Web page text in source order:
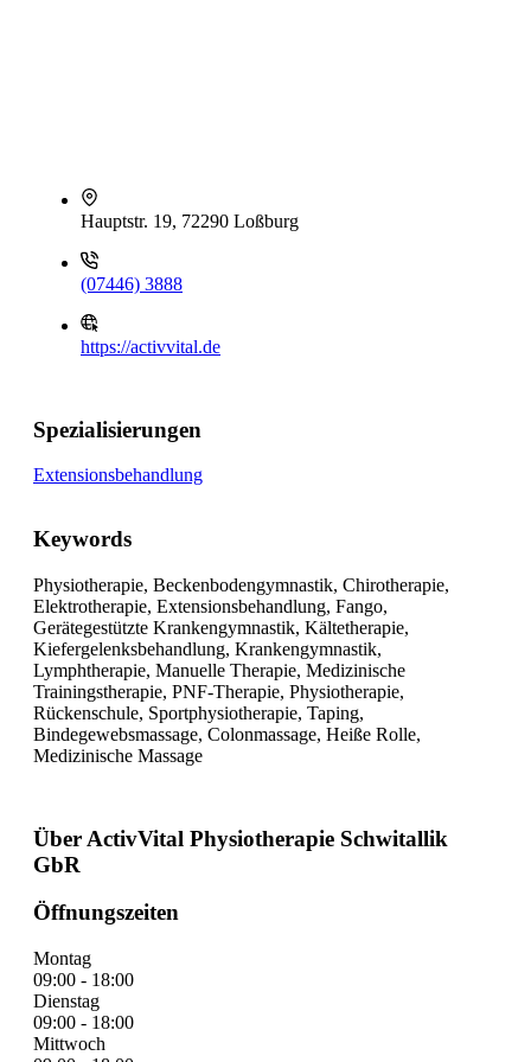
Hauptstr. 19, 72290 Loßburg
(07446) 3888
https://activvital.de
Spezialisierungen
Extensionsbehandlung
Keywords
Physiotherapie, Beckenbodengymnastik, Chirotherapie,
Elektrotherapie, Extensionsbehandlung, Fango,
Gerätegestützte Krankengymnastik, Kältetherapie,
Kiefergelenksbehandlung, Krankengymnastik,
Lymphtherapie, Manuelle Therapie, Medizinische
Trainingstherapie, PNF-Therapie, Physiotherapie,
Rückenschule, Sportphysiotherapie, Taping,
Bindegewebsmassage, Colonmassage, Heiße Rolle,
Medizinische Massage
Über ActivVital Physiotherapie Schwitallik
GbR
Öffnungszeiten
Montag
09:00 - 18:00
Dienstag
09:00 - 18:00
Mittwoch